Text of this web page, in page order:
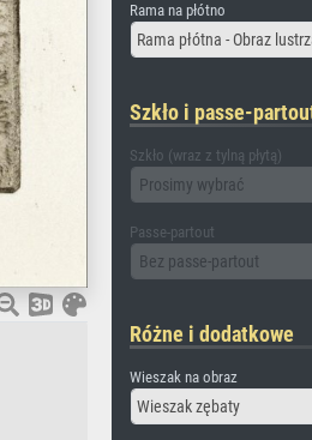
Rama na płótno
Rama płótna - Obraz
Szkło i passe-
Szkło (wraz z tylną płytą)
Prosimy wybrać
Passe-partout
Bez passe-partout
Różne i dodatkowe
Wieszak na obraz
Wieszak zębaty